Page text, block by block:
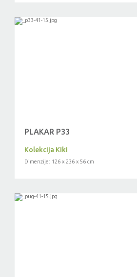
PLAKAR P33
Kolekcija Kiki
Dimenzije: 126 x 236 x 56 cm